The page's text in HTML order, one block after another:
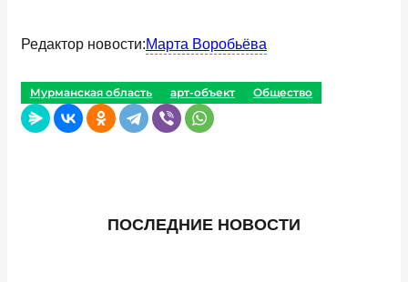
Редактор новости:Марта Воробьёва
Мурманская область арт-объект Общество
ПОСЛЕДНИЕ НОВОСТИ